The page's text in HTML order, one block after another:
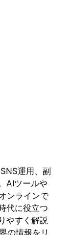
運用、副
AIツールや
ンラインで
代に役立つ
やすく解説
の情報をリ